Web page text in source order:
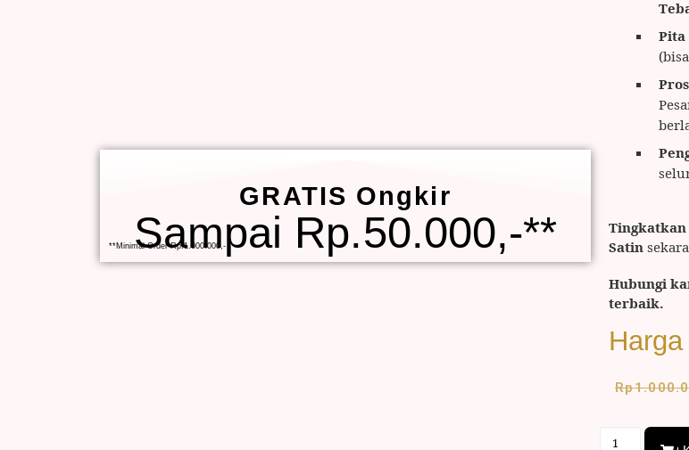
GRATIS Ongkir
Sampai Rp.50.000,-**
**Minimal Order Rp.1.000.000,-
Pita
Satin
Hubungi
terbaik.
Rp